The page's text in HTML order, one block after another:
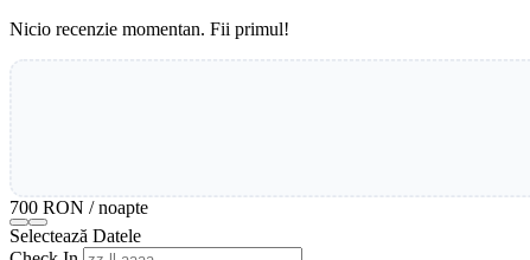
Nicio recenzie momentan. Fii primul!
700 RON / noapte
Selectează Datele